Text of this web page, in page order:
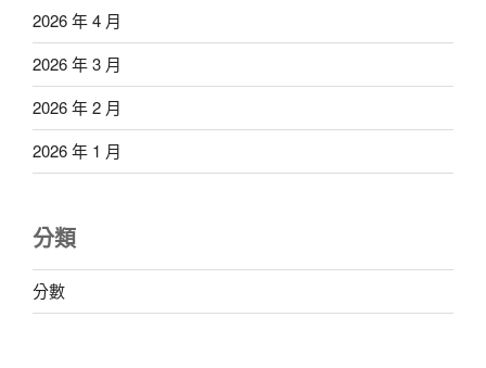
2026 年 4 月
2026 年 3 月
2026 年 2 月
2026 年 1 月
分類
分數